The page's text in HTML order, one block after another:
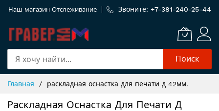
Наш магазин Отслеживание Звоните: +7-381-240-25-44
Поиск
Content
Главная раскладная оснастка для печати д 42мм.
Раскладная Оснастка Для Печати Д